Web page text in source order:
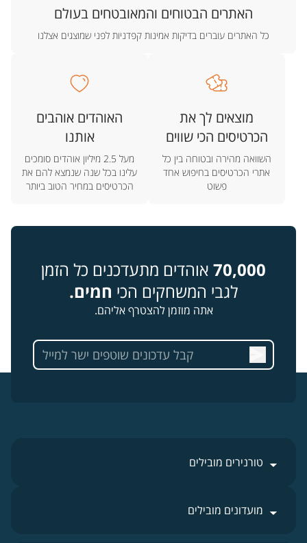
האתרים הבטוחים והמאובטחים בעולם
כל האתרים עוברים בדיקות אמינות קפדניות לפני שמוצגים אצלנו
מוצאים לך את
הכרטיסים הכי שווים
השוואה מהירה ובטוחה בין כל
אתרי הכרטיסים בחיפוש אחד
פשוט
האוהדים אוהבים
אותנו
מעל 2.5 מיליון אוהדים סומכים
עלינו בכל שנה שנמצא להם את
הכרטיסים במחיר הטוב ביותר
70,000 אוהדים מתעדכנים כל הזמן
לגבי המשחקים הכי חמים.
אתה מוזמן להצטרף אליהם.
טורנירים מובילים
מועדונים מובילים